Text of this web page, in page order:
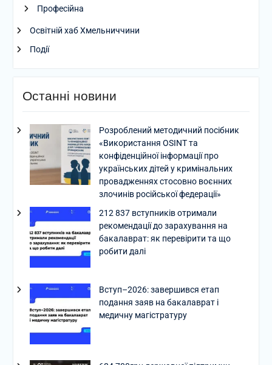
Професійна
Освітній хаб Хмельниччини
Події
Останні новини
Розроблений методичний посібник
«Використання OSINT та
конфіденційної інформації про
українських дітей у кримінальних
провадженнях стосовно воєнних
злочинів російської федерації»
212 837 вступників отримали
рекомендації до зарахування на
бакалаврат: як перевірити та що
робити далі
Вступ–2026: завершився етап
подання заяв на бакалаврат і
медичну магістратуру